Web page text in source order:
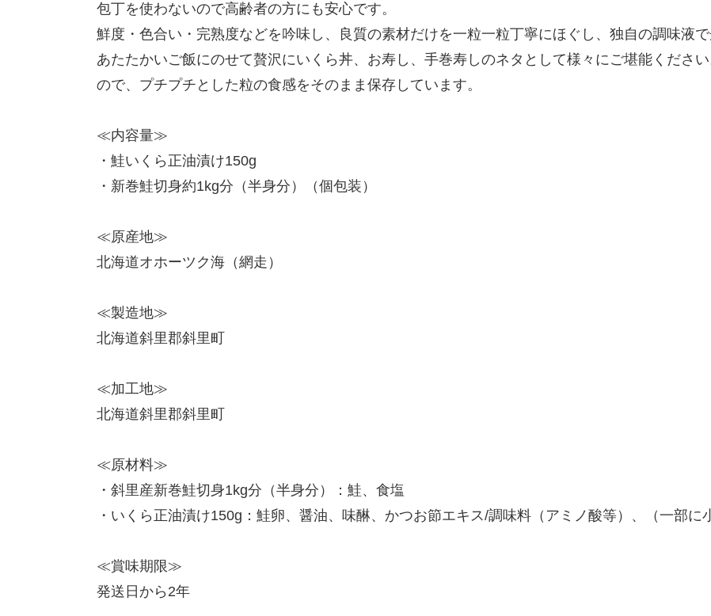
包丁を使わないので高齢者の方にも安心です。
鮮度・色合い・完熟度などを吟味し、良質の素材だけを一粒一粒丁寧にほぐし、独自の調味液で
あたたかいご飯にのせて贅沢にいくら丼、お寿し、手巻寿しのネタとして様々にご堪能くださ
ので、プチプチとした粒の食感をそのまま保存しています。
≪内容量≫
・鮭いくら正油漬け150g
・新巻鮭切身約1kg分（半身分）（個包装）
≪原産地≫
北海道オホーツク海（網走）
≪製造地≫
北海道斜里郡斜里町
≪加工地≫
北海道斜里郡斜里町
≪原材料≫
・斜里産新巻鮭切身1kg分（半身分）：鮭、食塩
・いくら正油漬け150g：鮭卵、醤油、味醂、かつお節エキス/調味料（アミノ酸等）、（一部に
≪賞味期限≫
発送日から2年